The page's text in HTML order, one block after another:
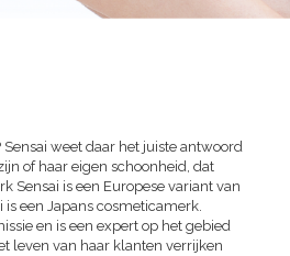
weet daar het juiste antwoord
of haar eigen schoonheid, dat
Sensai is een Europese variant van
is een Japans cosmeticamerk.
en is een expert op het gebied
leven van haar klanten verrijken